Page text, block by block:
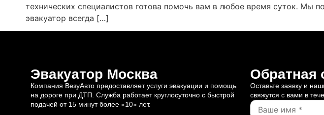
технических специалистов готова помочь вам в любое время суток. Мы
эвакуатор всегда […]
Эвакуатор Москва
Компания ВезуАвто предоставляет услуги эвакуации и помощь
на дороге при ДТП. Служба работает круглосуточно с быстрой
подачей от 15 минут более «10» лет.
Обратная
Оставьте заявку и
свяжутся с вами в